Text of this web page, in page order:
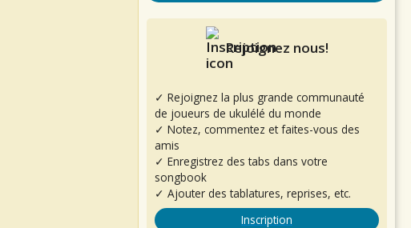
Rejoignez nous!
✓ Rejoignez la plus grande communauté
de joueurs de ukulélé du monde
✓ Notez, commentez et faites-vous des
amis
✓ Enregistrez des tabs dans votre
songbook
✓ Ajouter des tablatures, reprises, etc.
Inscription